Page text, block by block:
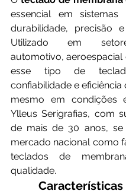
essencial em sistemas
durabilidade, precisão e
Utilizado em
automotivo, aeroespacial
esse tipo de
confiabilidade e eficiência
mesmo em condições
Ylleus Serigrafias, com
de mais de 30 anos, se
mercado nacional como
teclados de
qualidade.
Características